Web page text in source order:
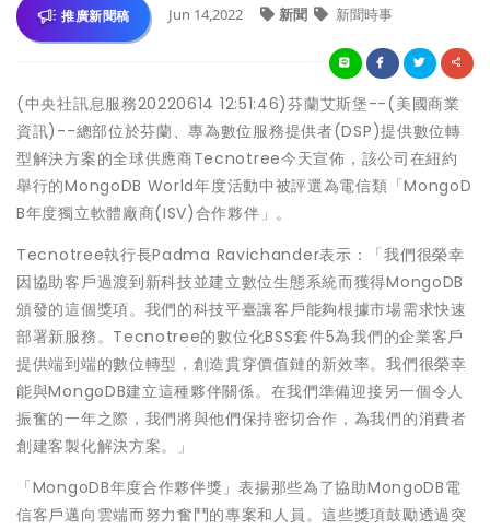
推廣新聞稿 Jun 14,2022 新聞 新聞時事
(中央社訊息服務20220614 12:51:46)芬蘭艾斯堡--(美國商業
資訊)--總部位於芬蘭、專為數位服務提供者(DSP)提供數位轉
型解決方案的全球供應商Tecnotree今天宣佈，該公司在紐約
舉行的MongoDB World年度活動中被評選為電信類「MongoD
B年度獨立軟體廠商(ISV)合作夥伴」。
Tecnotree執行長Padma Ravichander表示：「我們很榮幸
因協助客戶過渡到新科技並建立數位生態系統而獲得MongoDB
頒發的這個獎項。我們的科技平臺讓客戶能夠根據市場需求快速
部署新服務。Tecnotree的數位化BSS套件5為我們的企業客戶
提供端到端的數位轉型，創造貫穿價值鏈的新效率。我們很榮幸
能與MongoDB建立這種夥伴關係。在我們準備迎接另一個令人
振奮的一年之際，我們將與他們保持密切合作，為我們的消費者
創建客製化解決方案。」
「MongoDB年度合作夥伴獎」表揚那些為了協助MongoDB電
信客戶邁向雲端而努力奮鬥的專案和人員。這些獎項鼓勵透過突